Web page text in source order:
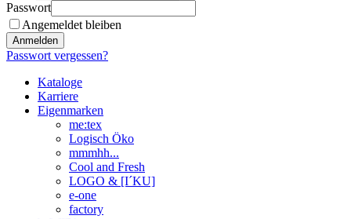
Passwort
Angemeldet bleiben
Anmelden
Passwort vergessen?
Kataloge
Karriere
Eigenmarken
me:tex
Logisch Öko
mmmhh...
Cool and Fresh
LOGO & [I´KU]
e-one
factory